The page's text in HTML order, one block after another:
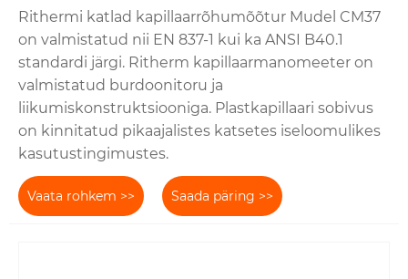
Rithermi katlad kapillaarrõhumõõtur Mudel CM37
on valmistatud nii EN 837-1 kui ka ANSI B40.1
standardi järgi. Ritherm kapillaarmanomeeter on
valmistatud burdoonitoru ja
liikumiskonstruktsiooniga. Plastkapillaari sobivus
on kinnitatud pikaajalistes katsetes iseloomulikes
kasutustingimustes.
Vaata rohkem >> Saada päring >>